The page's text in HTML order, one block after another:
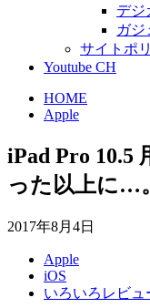
デジ
ガジ
サイトポ
Youtube CH
HOME
Apple
iPad Pro 10.5
った以上に…。
2017年8月4日
Apple
iOS
いろいろレビュ